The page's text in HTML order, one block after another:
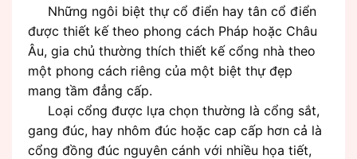
Những ngôi biệt thự cổ điển hay tân cổ điển
được thiết kế theo phong cách Pháp hoặc Châu
Âu, gia chủ thường thích thiết kế cổng nhà theo
một phong cách riêng của một biệt thự đẹp
mang tầm đẳng cấp.
Loại cổng được lựa chọn thường là cổng sắt,
gang đúc, hay nhôm đúc hoặc cap cấp hơn cả là
cổng đồng đúc nguyên cánh với nhiều họa tiết,